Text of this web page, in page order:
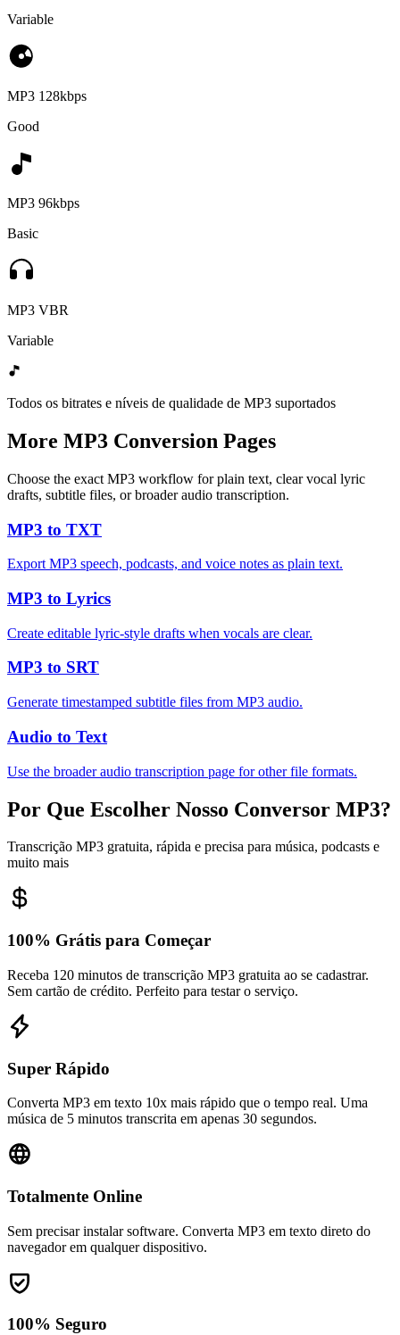
Variable
MP3 128kbps
Good
MP3 96kbps
Basic
MP3 VBR
Variable
Todos os bitrates e níveis de qualidade de MP3 suportados
More MP3 Conversion Pages
Choose the exact MP3 workflow for plain text, clear vocal lyric
drafts, subtitle files, or broader audio transcription.
MP3 to TXT
Export MP3 speech, podcasts, and voice notes as plain text.
MP3 to Lyrics
Create editable lyric-style drafts when vocals are clear.
MP3 to SRT
Generate timestamped subtitle files from MP3 audio.
Audio to Text
Use the broader audio transcription page for other file formats.
Por Que Escolher Nosso Conversor MP3?
Transcrição MP3 gratuita, rápida e precisa para música, podcasts e
muito mais
100% Grátis para Começar
Receba 120 minutos de transcrição MP3 gratuita ao se cadastrar.
Sem cartão de crédito. Perfeito para testar o serviço.
Super Rápido
Converta MP3 em texto 10x mais rápido que o tempo real. Uma
música de 5 minutos transcrita em apenas 30 segundos.
Totalmente Online
Sem precisar instalar software. Converta MP3 em texto direto do
navegador em qualquer dispositivo.
100% Seguro